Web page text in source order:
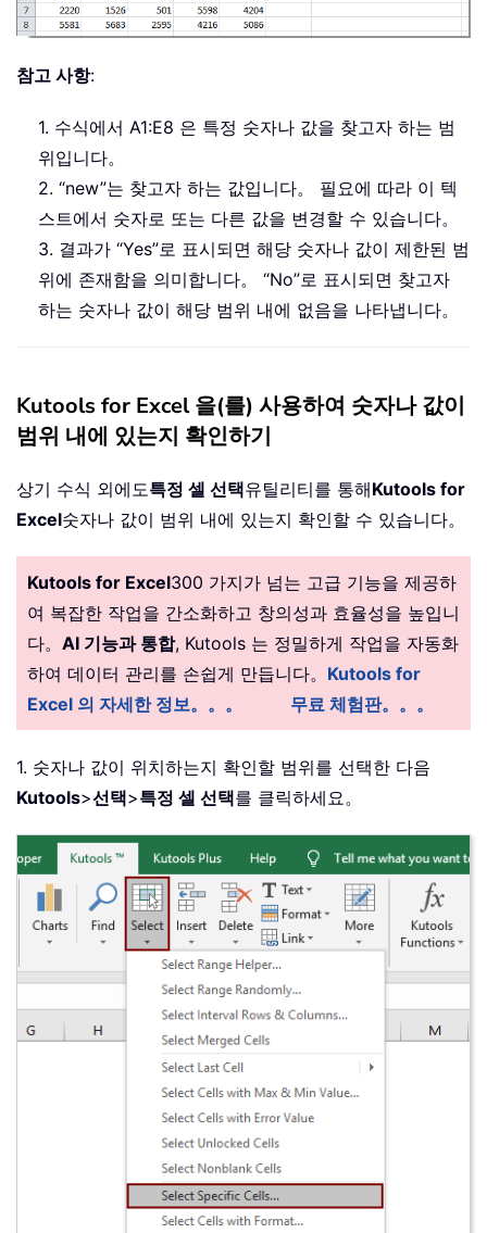
참고 사항:
1. 수식에서 A1:E8 은 특정 숫자나 값을 찾고자 하는 범
위입니다。
2. “new”는 찾고자 하는 값입니다。 필요에 따라 이 텍
스트에서 숫자로 또는 다른 값을 변경할 수 있습니다。
3. 결과가 “Yes”로 표시되면 해당 숫자나 값이 제한된 범
위에 존재함을 의미합니다。 “No”로 표시되면 찾고자
하는 숫자나 값이 해당 범위 내에 없음을 나타냅니다。
Kutools for Excel 을(를) 사용하여 숫자나 값이
범위 내에 있는지 확인하기
상기 수식 외에도특정 셀 선택유틸리티를 통해Kutools for
Excel숫자나 값이 범위 내에 있는지 확인할 수 있습니다。
Kutools for Excel300 가지가 넘는 고급 기능을 제공하
여 복잡한 작업을 간소화하고 창의성과 효율성을 높입니
다。 AI 기능과 통합, Kutools 는 정밀하게 작업을 자동화
하여 데이터 관리를 손쉽게 만듭니다。 Kutools for
Excel 의 자세한 정보。。。
무료 체험판。。。
1. 숫자나 값이 위치하는지 확인할 범위를 선택한 다음
Kutools>선택>특정 셀 선택를 클릭하세요。